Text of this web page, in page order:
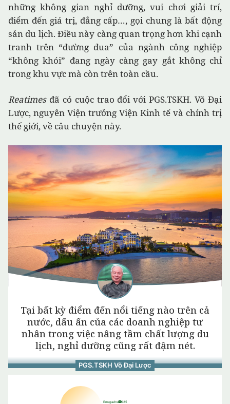
những không gian nghỉ dưỡng, vui chơi giải trí,
điểm đến giá trị, đẳng cấp…, gọi chung là bất động
sản du lịch. Điều này càng quan trọng hơn khi cạnh
tranh trên “đường đua” của ngành công nghiệp
“không khói” đang ngày càng gay gắt không chỉ
trong khu vực mà còn trên toàn cầu.
Reatimesđã có cuộc trao đổi với PGS.TSKH. Võ Đại
Lược, nguyên Viện trưởng Viện Kinh tế và chính trị
thế giới, về câu chuyện này.